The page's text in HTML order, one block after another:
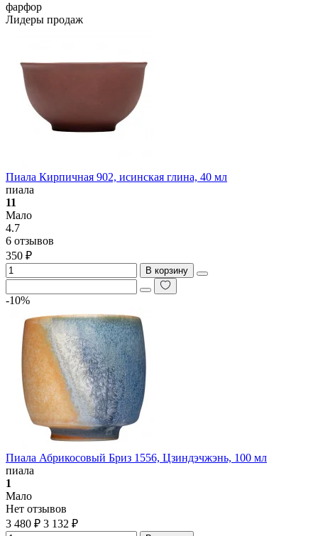
фарфор
Лидеры продаж
Пиала Кирпичная 902, исинская глина, 40 мл
пиала
11
Мало
4.7
6 отзывов
350 ₽
В корзину
-10%
Пиала Абрикосовый Бриз 1556, Цзиндэчжэнь, 100 мл
пиала
1
Мало
Нет отзывов
3 480 ₽ 3 132 ₽